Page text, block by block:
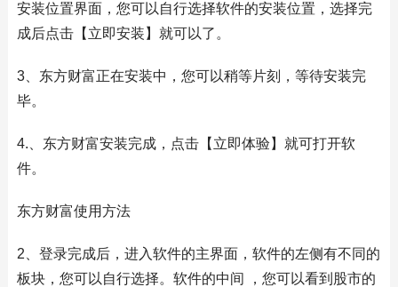
安装位置界面，您可以自行选择软件的安装位置，选择完
成后点击【立即安装】就可以了。
3、东方财富正在安装中，您可以稍等片刻，等待安装完
毕。
4.、东方财富安装完成，点击【立即体验】就可打开软
件。
东方财富使用方法
2、登录完成后，进入软件的主界面，软件的左侧有不同的
板块，您可以自行选择。软件的中间 ，您可以看到股市的